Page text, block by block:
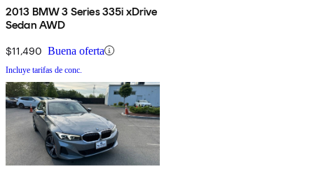
2013 BMW 3 Series 335i xDrive
Sedan AWD
$11,490 Buena oferta
Incluye tarifas de conc.